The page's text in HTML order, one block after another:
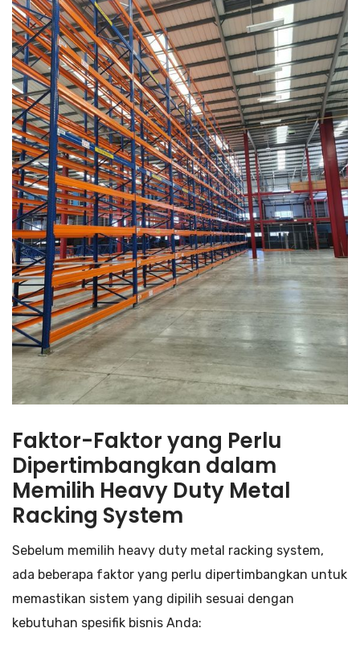
Faktor-Faktor yang Perlu
Dipertimbangkan dalam
Memilih Heavy Duty Metal
Racking System
Sebelum memilih heavy duty metal racking system,
ada beberapa faktor yang perlu dipertimbangkan untuk
memastikan sistem yang dipilih sesuai dengan
kebutuhan spesifik bisnis Anda: